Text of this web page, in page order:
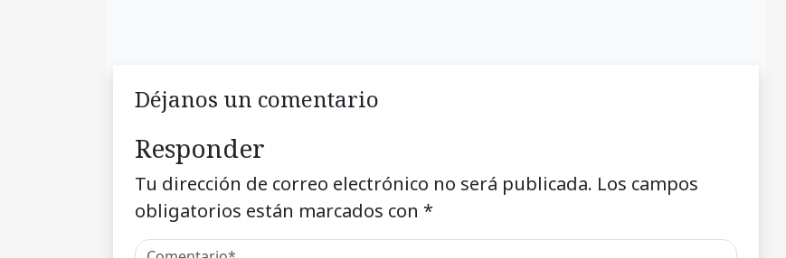
Déjanos un comentario
Responder
Tu dirección de correo electrónico no será publicada. Los campos
obligatorios están marcados con *